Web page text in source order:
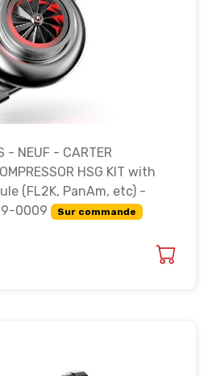
- NEUF - CARTER
HSG KIT with
(FL2K, PanAm, etc) -
0009
Sur commande